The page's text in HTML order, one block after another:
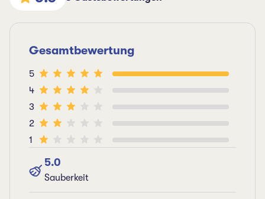
Gesamtbewertung
5
4
3
2
1
5.0
Sauberkeit